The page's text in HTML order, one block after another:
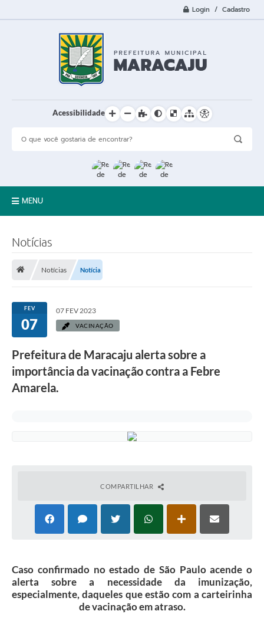
Login / Cadastro
Acessibilidade
MENU
LGPD
Licitações
Transparência
Publicações
Serviços para a empresa
Serviços para o Servidor
Protocolo
Plano Municipal de Enfrentamento da Pandemia em
Decorrência de COVID-19 Educação - Adesão ao
Notícias
Notícias Notícia
FEV
07
07 FEV 2023
VACINAÇÃO
Prefeitura de Maracaju alerta sobre a
importância da vacinação contra a Febre
Amarela.
COMPARTILHAR
Caso confirmado no estado de São Paulo acende o
alerta sobre a necessidade da imunização,
especialmente, daqueles que estão com a carteirinha
de vacinação em atraso.